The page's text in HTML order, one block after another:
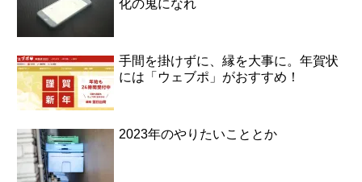
化の鬼になれ
手間を掛けずに、縁を大事に。年賀状
には「ウェブポ」がおすすめ！
2023年のやりたいこととか